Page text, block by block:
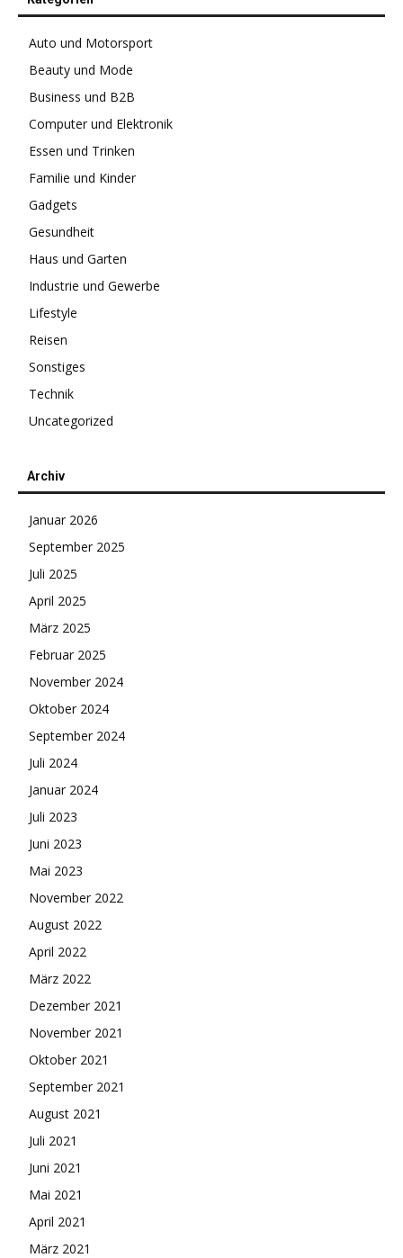
Auto und Motorsport
Beauty und Mode
Business und B2B
Computer und Elektronik
Essen und Trinken
Familie und Kinder
Gadgets
Gesundheit
Haus und Garten
Industrie und Gewerbe
Lifestyle
Reisen
Sonstiges
Technik
Uncategorized
Archiv
Januar 2026
September 2025
Juli 2025
April 2025
März 2025
Februar 2025
November 2024
Oktober 2024
September 2024
Juli 2024
Januar 2024
Juli 2023
Juni 2023
Mai 2023
November 2022
August 2022
April 2022
März 2022
Dezember 2021
November 2021
Oktober 2021
September 2021
August 2021
Juli 2021
Juni 2021
Mai 2021
April 2021
März 2021